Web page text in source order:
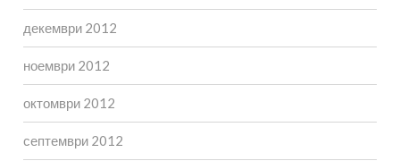
декември 2012
ноември 2012
октомври 2012
септември 2012